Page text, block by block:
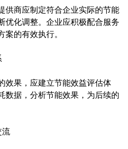
供商应制定符合企业实际的节能
优化调整。企业应积极配合服务
的有效执行。
效果，应建立节能效益评估体
数据，分析节能效果，为后续的
流